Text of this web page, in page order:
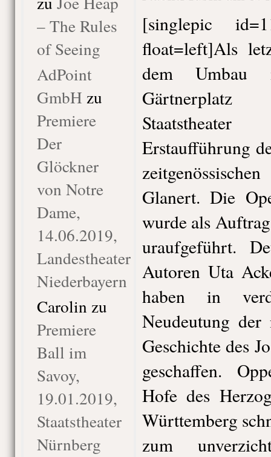
– The Rules
of Seeing
AdPoint
GmbH zu
Premiere
Der
Glöckner
von Notre
Dame,
14.06.2019,
Landestheater
Niederbayern
Carolin zu
Premiere
Ball im
Savoy,
19.01.2019,
Staatstheater
Nürnberg
[singlepic
float=left]Als
dem Umbau
Erstaufführung
Glanert. Die
wurde als
uraufgeführt.
Autoren Uta
haben in
Neudeutung der
Geschichte des
geschaffen.
Hofe des
Württemberg
zum